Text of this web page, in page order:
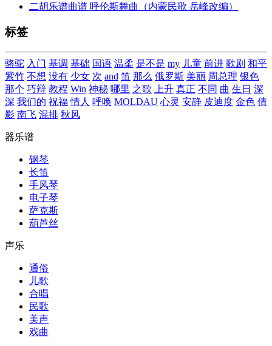
二胡乐谱曲谱 呼伦斯舞曲（内蒙民歌 岳峰改编）
标签
骆驼 入门 基调 基础 国语 温柔 是不是 my 儿童 前进 歌剧 和平
紫竹 不想 没有 少女 次 and 笛 那么 俄罗斯 美丽 周总理 银色
那个 巧辩 教程 Win 神秘 哪里 之歌 上升 真正 不同 曲 生日 深
深 我们的 祝福 情人 呼唤 MOLDAU 心灵 安静 皮迪度 金色 倩
影 南飞 混排 秋风
器乐谱
钢琴
长笛
手风琴
电子琴
萨克斯
葫芦丝
声乐
通俗
儿歌
合唱
民歌
美声
戏曲